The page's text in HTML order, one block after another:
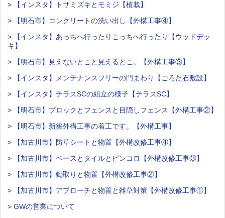
> 【インスタ】トサミズキとモミジ【植栽】
> 【明石市】コンクリートの洗い出し【外構工事④】
> 【インスタ】あっちへ行ったりこっちへ行ったり【ウッドデッ
キ】
> 【明石市】見えないとこと見えるとこ。【外構工事③】
> 【インスタ】メンテナンスフリーの門まわり【ごろた石敷設】
> 【インスタ】テラスSCの組立の様子【テラスSC】
> 【明石市】ブロックとフェンスと目隠しフェンス【外構工事②】
> 【明石市】新築外構工事の着工です。【外構工事】
> 【加古川市】防草シートと物置【外構改修工事④】
> 【加古川市】ベースとタイルとピンコロ【外構改修工事③】
> 【加古川市】鋤取りと物置【外構改修工事②】
> 【加古川市】アプローチと物置と雑草対策【外構改修工事①】
> GWの営業について